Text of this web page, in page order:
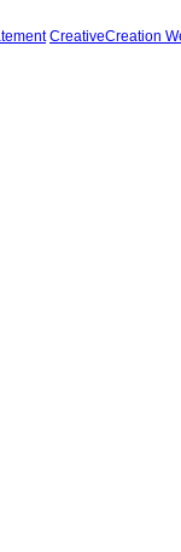
CreativeCreation